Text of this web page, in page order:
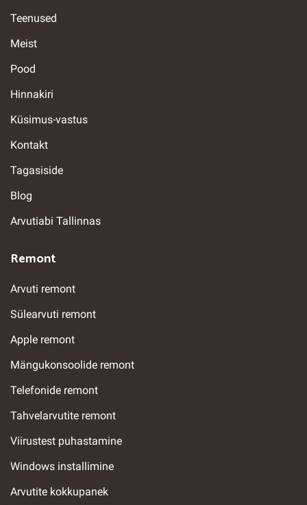
Teenused
Meist
Pood
Hinnakiri
Küsimus-vastus
Kontakt
Tagasiside
Blog
Arvutiabi Tallinnas
Remont
Arvuti remont
Sülearvuti remont
Apple remont
Mängukonsoolide remont
Telefonide remont
Tahvelarvutite remont
Viirustest puhastamine
Windows installimine
Arvutite kokkupanek